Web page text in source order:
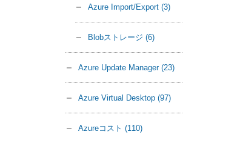
Azure Import/Export (3)
Blobストレージ (6)
Azure Update Manager (23)
Azure Virtual Desktop (97)
Azureコスト (110)